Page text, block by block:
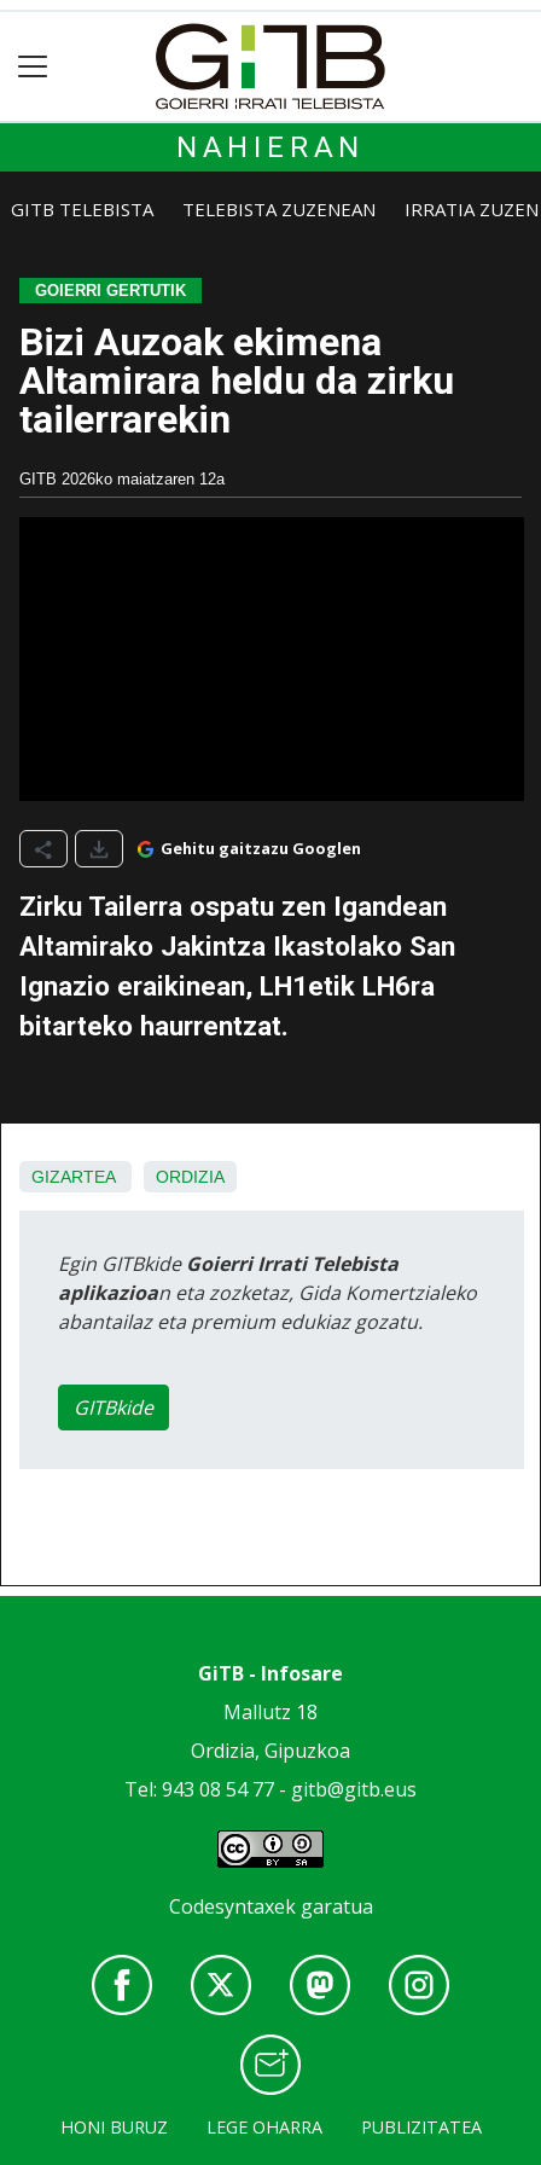
NAHIERAN
GITB TELEBISTA TELEBISTA ZUZENEAN IRRATIA
GOIERRI GERTUTIK
Bizi Auzoak ekimena
Altamirara heldu da zirku
tailerrarekin
GITB 2026ko maiatzaren 12a
Gehitu gaitzazu Googlen
Zirku Tailerra ospatu zen Igandean
Altamirako Jakintza Ikastolako San
Ignazio eraikinean, LH1etik LH6ra
bitarteko haurrentzat.
GIZARTEA ORDIZIA
Egin GITBkide Goierri Irrati Telebista
aplikazioan eta zozketaz, Gida Komertzialeko
abantailaz eta premium edukiaz gozatu.
GITBkide
GiTB - Infosare
Mallutz 18
Ordizia, Gipuzkoa
Tel: 943 08 54 77 - gitb@gitb.eus
Codesyntaxek garatua
HONI BURUZ LEGE OHARRA
PUBLIZITATEA